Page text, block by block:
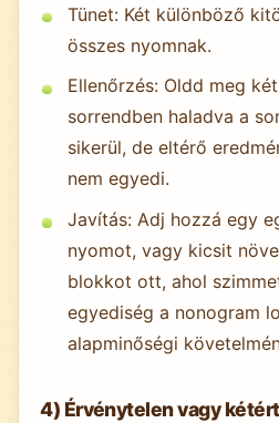
Tünet: Két különböző
összes nyomnak.
Ellenőrzés: Oldd meg
sorrendben haladva a
sikerül, de eltérő
nem egyedi.
Javítás: Adj hozzá egy
nyomot, vagy kicsit
blokkot ott, ahol
egyediség a nonogram
alapminőségi
4) Érvénytelen vagy